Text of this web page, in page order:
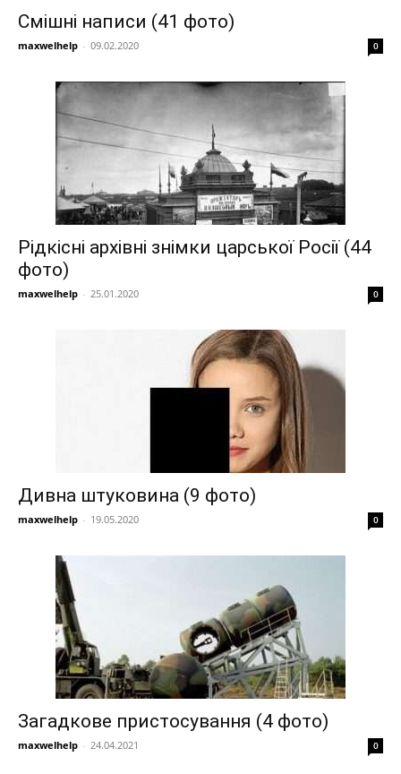
Смішні написи (41 фото)
maxwelhelp - 09.02.2020 0
Рідкісні архівні знімки царської Росії (44
фото)
maxwelhelp - 25.01.2020 0
Дивна штуковина (9 фото)
maxwelhelp - 19.05.2020 0
Загадкове пристосування (4 фото)
maxwelhelp - 24.04.2021 0